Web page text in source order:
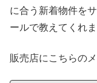
に合う新着物件を
ールで教えてくれま
販売店にこちらの